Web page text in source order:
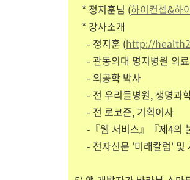
* 정지훈님 (하이컨셉&하
* 강사소개
- 정지훈 (http://
- 관동의대 명지병원 의
- 의공학 박사
- 전 우리들병원, 생명과
- 전 로코즌, 기획이사
-『웹 서비스』『제4의
- 전자신문 '미래칼럼' 및